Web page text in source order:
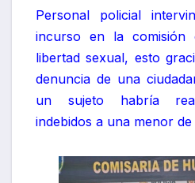
Personal policial
incurso en la comisión
libertad sexual, esto
denuncia de una
un sujeto habría
indebidos a una menor de